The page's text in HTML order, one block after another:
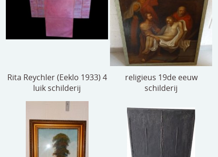
Rita Reychler (Eeklo 1933) 4
luik schilderij
religieus 19de eeuw
schilderij